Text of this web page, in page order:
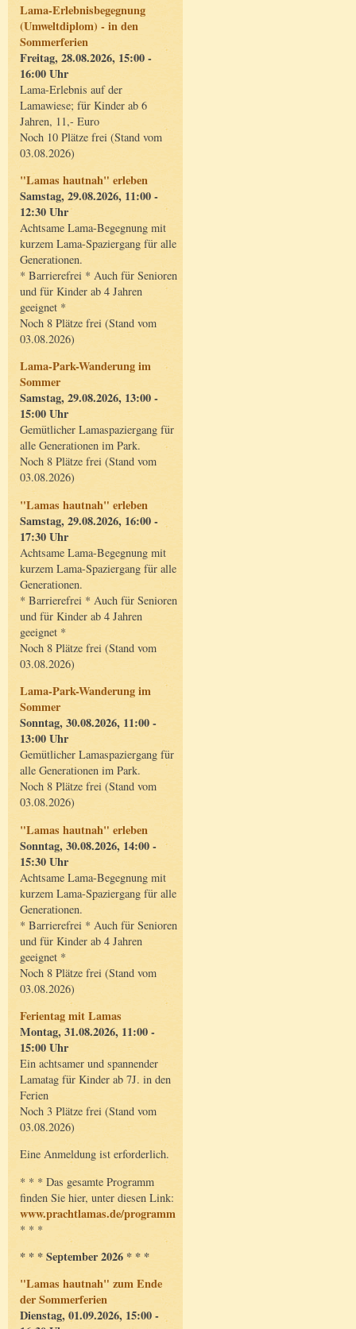
Lama-Erlebnisbegegnung
(Umweltdiplom) - in den
Sommerferien
Freitag, 28.08.2026, 15:00 -
16:00 Uhr
Lama-Erlebnis auf der
Lamawiese; für Kinder ab 6
Jahren, 11,- Euro
Noch 10 Plätze frei (Stand vom
03.08.2026)
"Lamas hautnah" erleben
Samstag, 29.08.2026, 11:00 -
12:30 Uhr
Achtsame Lama-Begegnung mit
kurzem Lama-Spaziergang für alle
Generationen.
* Barrierefrei * Auch für Senioren
und für Kinder ab 4 Jahren
geeignet *
Noch 8 Plätze frei (Stand vom
03.08.2026)
Lama-Park-Wanderung im
Sommer
Samstag, 29.08.2026, 13:00 -
15:00 Uhr
Gemütlicher Lamaspaziergang für
alle Generationen im Park.
Noch 8 Plätze frei (Stand vom
03.08.2026)
"Lamas hautnah" erleben
Samstag, 29.08.2026, 16:00 -
17:30 Uhr
Achtsame Lama-Begegnung mit
kurzem Lama-Spaziergang für alle
Generationen.
* Barrierefrei * Auch für Senioren
und für Kinder ab 4 Jahren
geeignet *
Noch 8 Plätze frei (Stand vom
03.08.2026)
Lama-Park-Wanderung im
Sommer
Sonntag, 30.08.2026, 11:00 -
13:00 Uhr
Gemütlicher Lamaspaziergang für
alle Generationen im Park.
Noch 8 Plätze frei (Stand vom
03.08.2026)
"Lamas hautnah" erleben
Sonntag, 30.08.2026, 14:00 -
15:30 Uhr
Achtsame Lama-Begegnung mit
kurzem Lama-Spaziergang für alle
Generationen.
* Barrierefrei * Auch für Senioren
und für Kinder ab 4 Jahren
geeignet *
Noch 8 Plätze frei (Stand vom
03.08.2026)
Ferientag mit Lamas
Montag, 31.08.2026, 11:00 -
15:00 Uhr
Ein achtsamer und spannender
Lamatag für Kinder ab 7J. in den
Ferien
Noch 3 Plätze frei (Stand vom
03.08.2026)
Eine Anmeldung ist erforderlich.
* * * Das gesamte Programm
finden Sie hier, unter diesen Link:
www.prachtlamas.de/programm
* * *
* * * September 2026 * * *
"Lamas hautnah" zum Ende
der Sommerferien
Dienstag, 01.09.2026, 15:00 -